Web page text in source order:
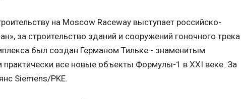
на Moscow Raceway выступает российско-
за строительство зданий и сооружений гоночного трека
был создан Германом Тильке - знаменитым
все новые объекты Формулы-1 в XXI веке. За
Siemens/PKE.